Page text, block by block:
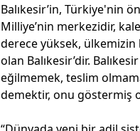
Balıkesir’in, Türkiye'nin
Milliye’nin merkezidir,
derece yüksek, ülkemizin
olan Balıkesir’dir.
eğilmemek, teslim
demektir, onu göstermiş